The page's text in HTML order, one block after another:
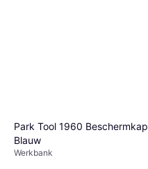
Park Tool 1960 Beschermkap
Blauw
Werkbank